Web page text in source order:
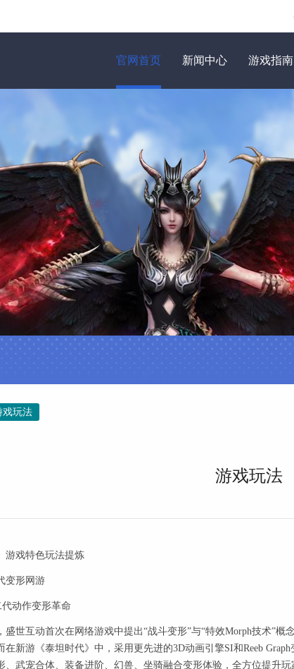
官网首页 新闻中心 游戏指南
戏玩法
游戏玩法
游戏特色玩法提炼
形网游
动作变形革命
世互动首次在网络游戏中提出“战斗变形”与“特效Morph技术”概
在新游《泰坦时代》中，采用更先进的3D动画引擎SI和Reeb
、武宠合体、装备进阶、幻兽、坐骑融合变形体验，全方位提升